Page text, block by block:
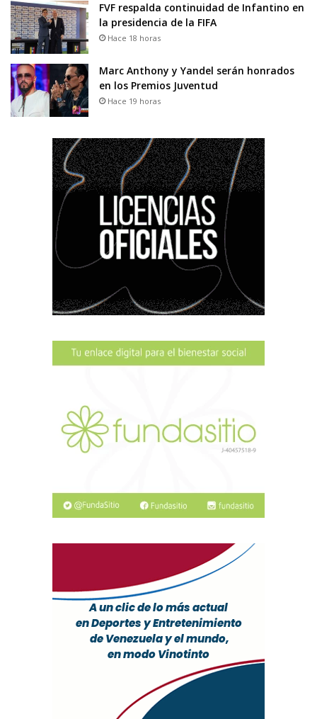
FVF respalda continuidad de Infantino en
la presidencia de la FIFA
Hace 18 horas
Marc Anthony y Yandel serán honrados
en los Premios Juventud
Hace 19 horas